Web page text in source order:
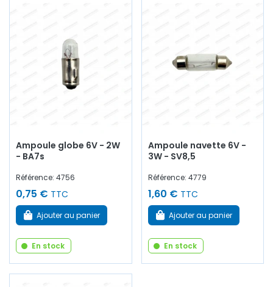
Ampoule globe 6V - 2W
- BA7s
Référence: 4756
0,75 € TTC
Ajouter au panier
En stock
Ampoule navette 6V -
3W - SV8,5
Référence: 4779
1,60 € TTC
Ajouter au panier
En stock